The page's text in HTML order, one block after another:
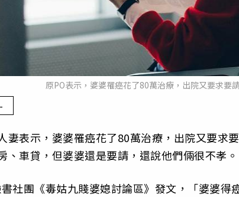
原PO表示，婆婆罹癌花了80萬治療，出院又要求要
妻表示，婆婆罹癌花了80萬治療，出院又要求
、車貸，但婆婆還是要請，還說他們倆很不孝。
社團《毒姑九賤婆媳討論區》發文，「婆婆得